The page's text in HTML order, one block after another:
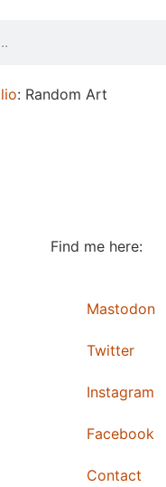
: Random Art
Find me here:
Mastodon
Twitter
Instagram
Facebook
Contact